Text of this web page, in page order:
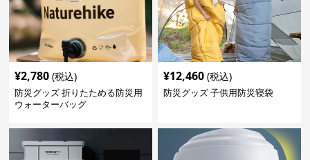
¥2,780 (税込)
防災グッズ 折りたためる防災用
ウォーターバッグ
¥12,460 (税込)
防災グッズ 子供用防災寝袋